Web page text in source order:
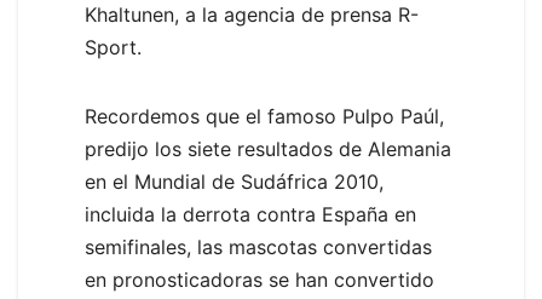
Khaltunen, a la agencia de prensa R-
Sport.
Recordemos que el famoso Pulpo Paúl,
predijo los siete resultados de Alemania
en el Mundial de Sudáfrica 2010,
incluida la derrota contra España en
semifinales, las mascotas convertidas
en pronosticadoras se han convertido